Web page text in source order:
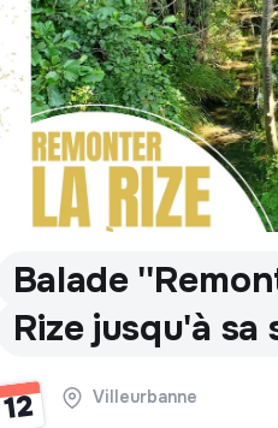
Balade
Rize jusqu'à sa
12 Villeurbanne